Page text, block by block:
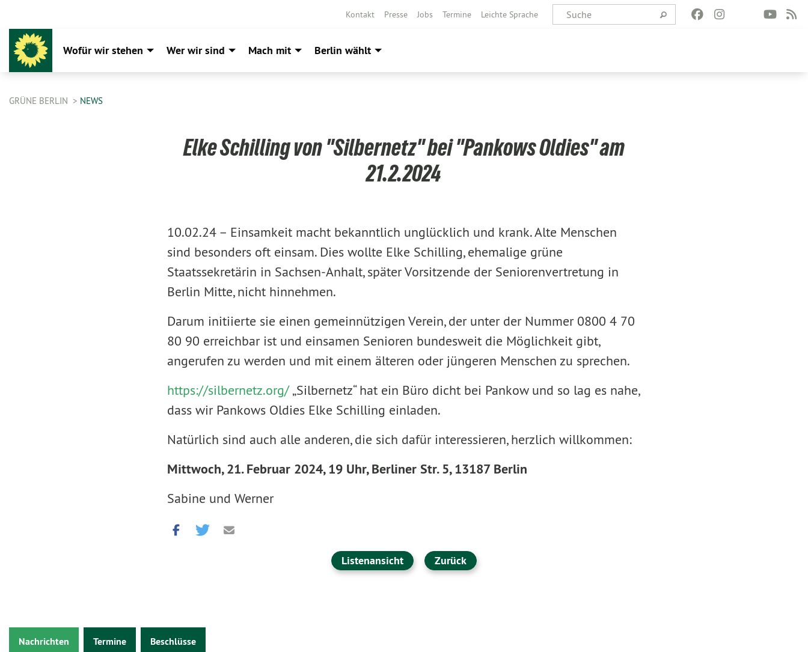
Kontakt Presse Jobs Termine Leichte Sprache
Wofür wir stehen Wer wir sind Mach mit Berlin wählt
GRÜNE BERLIN NEWS
Elke Schilling von "Silbernetz" bei "Pankows Oldies" am
21.2.2024
10.02.24 – Einsamkeit macht bekanntlich unglücklich und krank. Alte Menschen
sind besonders oft einsam. Dies wollte Elke Schilling, ehemalige grüne
Staatssekretärin in Sachsen-Anhalt, später Vorsitzende der Seniorenvertretung in
Berlin Mitte, nicht hinnehmen.
Darum initiierte sie einen gemeinnützigen Verein, der unter der Nummer 0800 4 70
80 90 erreichbar ist und einsamen Senioren bundesweit die Möglichkeit gibt,
angerufen zu werden und mit einem älteren oder jüngeren Menschen zu sprechen.
https://silbernetz.org/„Silbernetz“ hat ein Büro dicht bei Pankow und so lag es nahe,
dass wir Pankows Oldies Elke Schilling einladen.
Natürlich sind auch alle anderen, die sich dafür interessieren, herzlich willkommen:
Mittwoch, 21. Februar 2024, 19 Uhr, Berliner Str. 5, 13187 Berlin
Sabine und Werner
Listenansicht Zurück
Nachrichten Termine Beschlüsse